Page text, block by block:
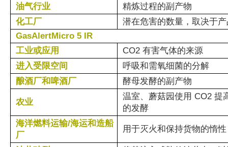
油气行业
精炼过程的副产物
化工厂
潜在危害的数量，取决于
GasAlertMicro 5 IR
工业或应用
CO2 有害气体的来源
进入受限空间
呼吸和需氧细菌的分解
酿酒厂和啤酒厂
酵母发酵的副产物
农业
温室、蘑菇园使用 CO2 提
的发酵
海洋燃料运输/海运和造船
厂
用于灭火和保持货物的惰性